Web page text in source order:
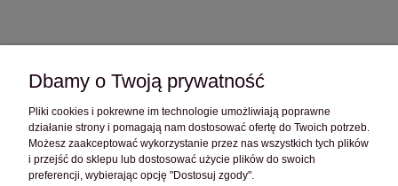
OBSŁUGA KLIENTA
POMOC
Dbamy o Twoją prywatność
Pliki cookies i pokrewne im technologie umożliwiają poprawne
działanie strony i pomagają nam dostosować ofertę do Twoich potrzeb.
Możesz zaakceptować wykorzystanie przez nas wszystkich tych plików
i przejść do sklepu lub dostosować użycie plików do swoich
preferencji, wybierając opcję "Dostosuj zgody".